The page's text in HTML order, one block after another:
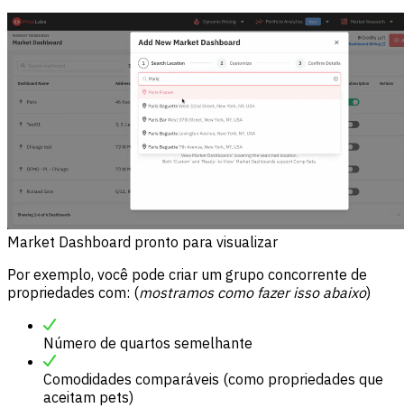
Market Dashboard pronto para visualizar
Por exemplo, você pode criar um grupo concorrente de
propriedades com: (mostramos como fazer isso abaixo)
Número de quartos semelhante
Comodidades comparáveis (como propriedades que
aceitam pets)